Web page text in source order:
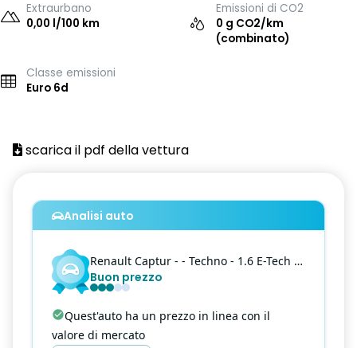
Extraurbano
0,00 l/100 km
Emissioni di CO2
0 g CO2/km
(combinato)
Classe emissioni
Euro 6d
scarica il pdf della vettura
Analisi auto
Renault Captur - - Techno - 1.6 E-Tech phev Techno 160cv auto
Buon prezzo
Quest'auto ha un prezzo in linea con il
valore di mercato